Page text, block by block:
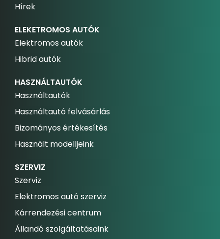
Hírek
ELEKETROMOS AUTÓK
Elektromos autók
Hibrid autók
HASZNÁLTAUTÓK
Használtautók
Használtautó felvásárlás
Bizományos értékesítés
Használt modelljeink
SZERVIZ
Szerviz
Elektromos autó szerviz
Kárrendezési centrum
Állandó szolgáltatásaink